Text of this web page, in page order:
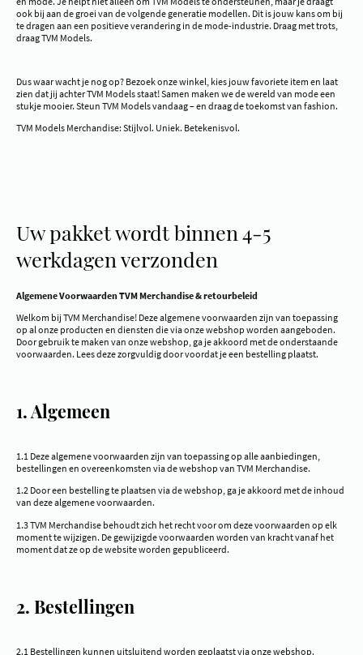
ook bij aan de groei van de volgende generatie modellen. Dit is jouw kans om bij
te dragen aan een positieve verandering in de mode-industrie. Draag met trots,
draag TVM Models.
Dus waar wacht je nog op? Bezoek onze winkel, kies jouw favoriete item en laat
zien dat jij achter TVM Models staat! Samen maken we de wereld van mode een
stukje mooier. Steun TVM Models vandaag – en draag de toekomst van fashion.
TVM Models Merchandise: Stijlvol. Uniek. Betekenisvol.
Uw pakket wordt binnen 4-5
werkdagen verzonden
Algemene Voorwaarden TVM Merchandise & retourbeleid
Welkom bij TVM Merchandise! Deze algemene voorwaarden zijn van toepassing
op al onze producten en diensten die via onze webshop worden aangeboden.
Door gebruik te maken van onze webshop, ga je akkoord met de onderstaande
voorwaarden. Lees deze zorgvuldig door voordat je een bestelling plaatst.
1. Algemeen
1.1 Deze algemene voorwaarden zijn van toepassing op alle aanbiedingen,
bestellingen en overeenkomsten via de webshop van TVM Merchandise.
1.2 Door een bestelling te plaatsen via de webshop, ga je akkoord met de inhoud
van deze algemene voorwaarden.
1.3 TVM Merchandise behoudt zich het recht voor om deze voorwaarden op elk
moment te wijzigen. De gewijzigde voorwaarden worden van kracht vanaf het
moment dat ze op de website worden gepubliceerd.
2. Bestellingen
2.1 Bestellingen kunnen uitsluitend worden geplaatst via onze webshop.